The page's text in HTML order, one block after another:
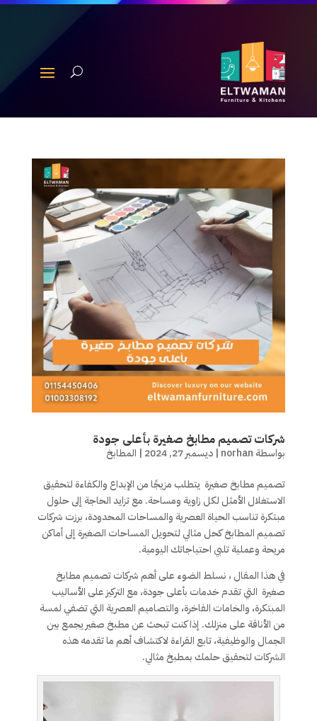
شركات تصميم مطابخ صغيرة بأعلى جودة
بواسطة norhan
| ديسمبر 27, 2024 | المطابخ
تصميم مطابخ صغيرة يتطلب مزيجًا من الإبداع والكفاءة لتحقيق
الاستغلال الأمثل لكل زاوية ومساحة. مع تزايد الحاجة إلى حلول
مبتكرة تناسب الحياة العصرية والمساحات المحدودة، برزت شركات
تصميم المطابخ كحل مثالي لتحويل المساحات الصغيرة إلى أماكن
مريحة وعملية تلبي احتياجاتك اليومية.
في هذا المقال ، نسلط الضوء على أهم شركات تصميم مطابخ
صغيرة التي تقدم خدمات بأعلى جودة، مع التركيز على الأساليب
المبتكرة، والخامات الفاخرة، والتصاميم العصرية التي تضفي لمسة
من الأناقة على منزلك. إذا كنت تبحث عن مطبخ صغير يجمع بين
الجمال والوظيفية، تابع القراءة لاكتشاف أهم ما تقدمه هذه
الشركات لتحقيق حلمك بمطبخ مثالي.